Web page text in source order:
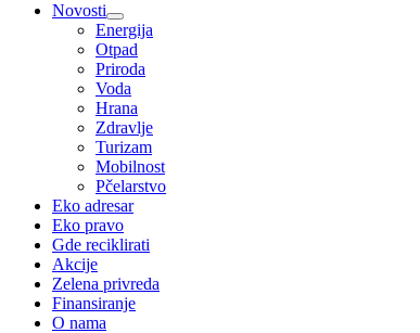
Novosti
Energija
Otpad
Priroda
Voda
Hrana
Zdravlje
Turizam
Mobilnost
Pčelarstvo
Eko adresar
Eko pravo
Gde reciklirati
Akcije
Zelena privreda
Finansiranje
O nama